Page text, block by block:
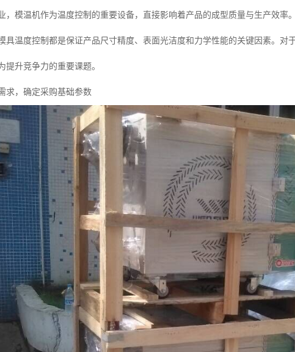
，模温机作为温度控制的重要设备，直接影响着产品的成型质量与生产效率
具温度控制都是保证产品尺寸精度、表面光洁度和力学性能的关键因素。对
提升竞争力的重要课题。
求，确定采购基础参数